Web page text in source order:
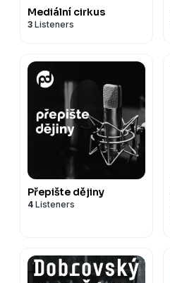
Mediální cirkus
3 Listeners
Přepište dějiny
4 Listeners